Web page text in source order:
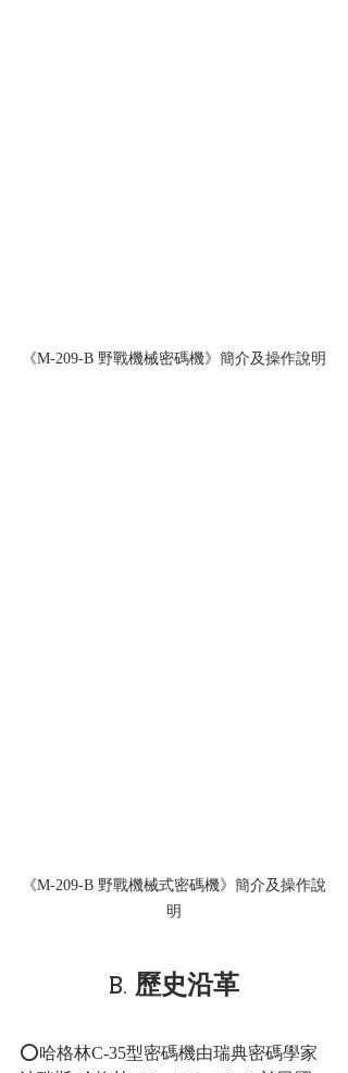
《M-209-B 野戰機械密碼機》簡介及操作說明
《M-209-B 野戰機械式密碼機》簡介及操作說
明
B. 歷史沿革
⭕哈格林C-35型密碼機由瑞典密碼學家